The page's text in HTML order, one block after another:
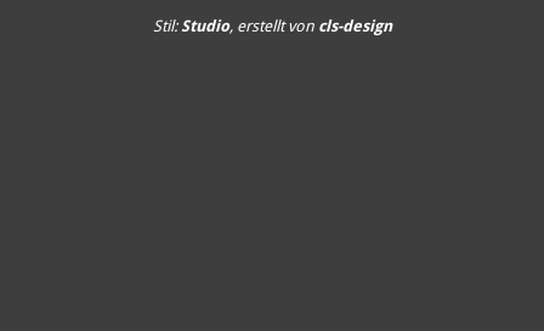
Stil:Studio, erstellt von cls-design